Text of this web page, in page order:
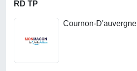
RD TP
Cournon-D'auvergne